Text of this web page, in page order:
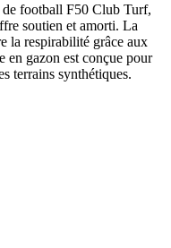
de football F50 Club Turf,
soutien et amorti. La
la respirabilité grâce aux
en gazon est conçue pour
terrains synthétiques.